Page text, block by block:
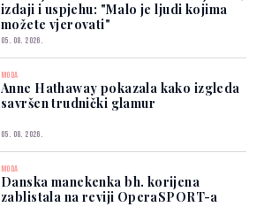
izdaji i uspjehu: "Malo je ljudi kojima
možete vjerovati"
05. 08. 2026.
MODA
Anne Hathaway pokazala kako izgleda
savršen trudnički glamur
05. 08. 2026.
MODA
Danska manekenka bh. korijena
zablistala na reviji OperaSPORT-a